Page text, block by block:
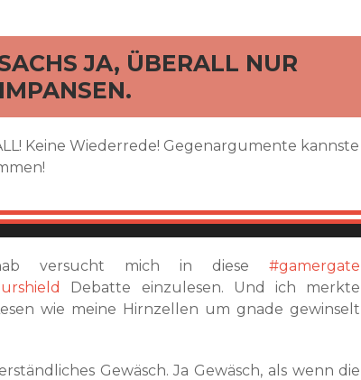
JA, ÜBERALL NUR
Keine Wiederrede! Gegenargumente kannste
versucht mich in diese#gamergate
Debatte einzulesen. Und ich merkte
wie meine Hirnzellen um gnade gewinselt
Gewäsch. Ja Gewäsch, als wenn die